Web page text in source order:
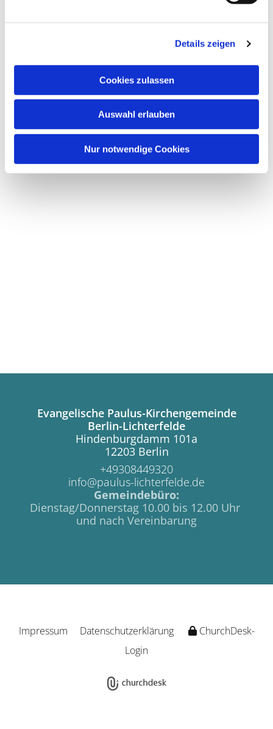
Details zeigen
Cookies zulassen
Auswahl erlauben
Nur notwendige Cookies
Dies könnte Sie auch
interessieren
Evangelische Paulus-Kirchengemeinde
Berlin-Lichterfelde
Hindenburgdamm 101a
12203 Berlin
+49308449320
info@paulus-lichterfelde.de
Gemeindebüro:
Dienstag/Donnerstag 10.00 bis 12.00 Uhr
und nach Vereinbarung
Impressum Datenschutzerklärung
ChurchDesk-
Login